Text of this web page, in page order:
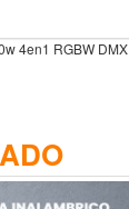
4en1 RGBW DMX